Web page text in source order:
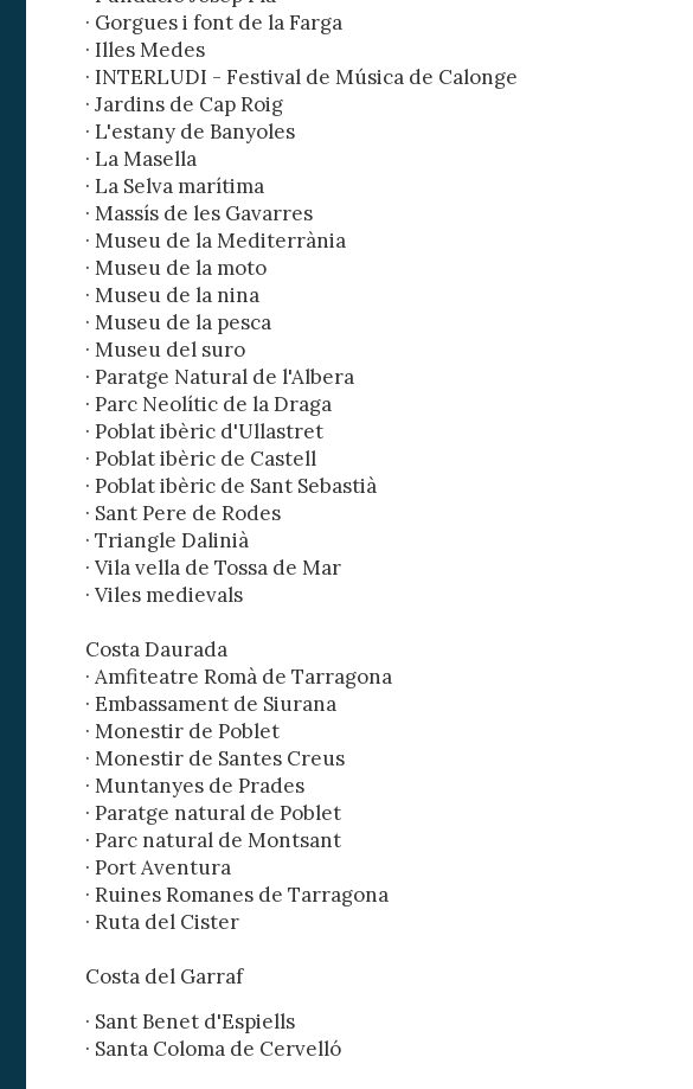
· Gorgues i font de la Farga
· Illes Medes
· INTERLUDI - Festival de Música de Calonge
· Jardins de Cap Roig
· L'estany de Banyoles
· La Masella
· La Selva marítima
· Massís de les Gavarres
· Museu de la Mediterrània
· Museu de la moto
· Museu de la nina
· Museu de la pesca
· Museu del suro
· Paratge Natural de l'Albera
· Parc Neolític de la Draga
· Poblat ibèric d'Ullastret
· Poblat ibèric de Castell
· Poblat ibèric de Sant Sebastià
· Sant Pere de Rodes
· Triangle Dalinià
· Vila vella de Tossa de Mar
· Viles medievals
Costa Daurada
· Amfiteatre Romà de Tarragona
· Embassament de Siurana
· Monestir de Poblet
· Monestir de Santes Creus
· Muntanyes de Prades
· Paratge natural de Poblet
· Parc natural de Montsant
· Port Aventura
· Ruines Romanes de Tarragona
· Ruta del Cister
Costa del Garraf
· Sant Benet d'Espiells
· Santa Coloma de Cervelló